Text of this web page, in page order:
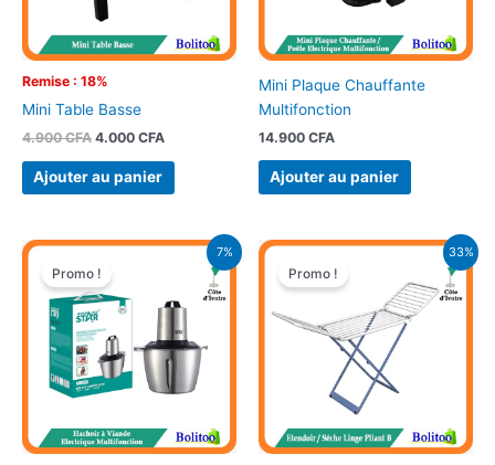
Remise : 18%
Mini Table Basse
4.900CFA 4.000 CFA
Ajouter au panier
Mini Plaque Chauffante
Multifonction
14.900 CFA
Ajouter au panier
7%
Promo !
Le
initial
était :
69.900 CFA.
Le
actuel
est :
33%
Promo !
Le
initial
22.500 CFA.
Le
actuel
est :
15.000 CFA.